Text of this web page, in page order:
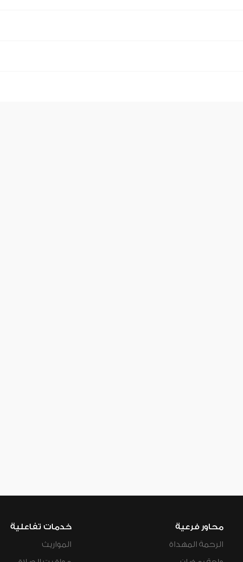
محاور فرعية
الرحمة المهداة
خدمات تفاعلية
المواريث